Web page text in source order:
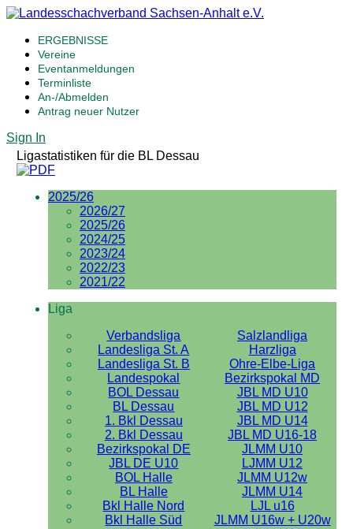
ERGEBNISSE
Vereine
Eventanmeldungen
Terminliste
An-/Abmelden
Antrag neuer Nutzer
Sign In
Ligastatistiken für die BL Dessau
2025/26
2026/27
2025/26
2024/25
2023/24
2022/23
2021/22
Liga
Verbandsliga
Salzlandliga
Landesliga St. A
Harzliga
Landesliga St. B
Ohre-Elbe-Liga
Landespokal
Bezirkspokal MD
BOL Dessau
JBL MD U10
BL Dessau
JBL MD U12
1. Bkl Dessau
JBL MD U14
2. Bkl Dessau
JBL MD U16-18
Bezirkspokal DE
JLMM U10
JBL DE U10
LJMM U12
BOL Halle
JLMM U12w
BL Halle
JLMM U14
Bkl Halle Nord
LJL u16
Bkl Halle Süd
JLMM U16w + U20w